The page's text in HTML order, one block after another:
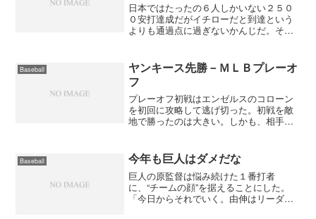
日本ではたったの６人しかいない２５０
０安打達成だがイチローだと到達という
よりも通過点に過ぎないかんじだ。それ
ーだとどんな記録を作っても不思議と当
たり前のような気がしてし...
Baseball
ヤンキース先勝－ＭＬＢプレーオ
フ
プレーオフ初戦はエンゼルスのコローン
を初回に攻略して逃げ切った。初戦を敵
地で勝ったのは大きい。しかも、相手投
手がつけられないからもしかしたらこの
まま一気に決めてしまうか...
Baseball 今年も巨人はダメだな
巨人の原監督は悩み続けた１番打者
に、“チームの顔”を据えることにした。
「今日からそれでいく。由伸はリーダー